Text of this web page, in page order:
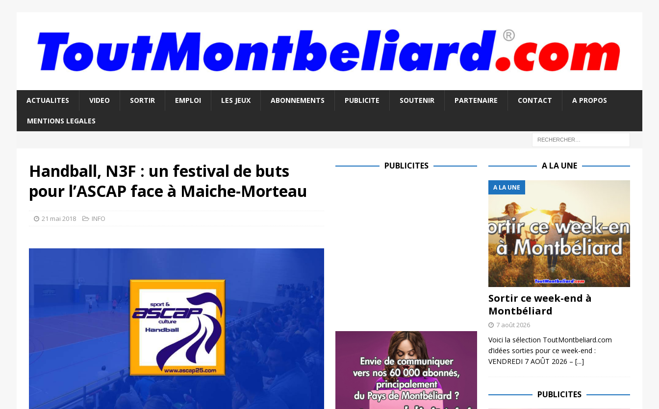
ACTUALITES VIDEO SORTIR EMPLOI LES JEUX ABONNEMENTS PUBLICITE SOUTENIR PARTENAIRE CONTACT A PROPOS
MENTIONS LEGALES
Handball, N3F : un festival de buts
pour l’ASCAP face à Maiche-Morteau
21 mai 2018 INFO
PUBLICITES A LA UNE
A LA UNE
Sortir ce week-end à
Montbéliard
7 août 2026
Voici la sélection ToutMontbeliard.com
d’idées sorties pour ce week-end :
VENDREDI 7 AOÛT 2026 – [...]
PUBLICITES